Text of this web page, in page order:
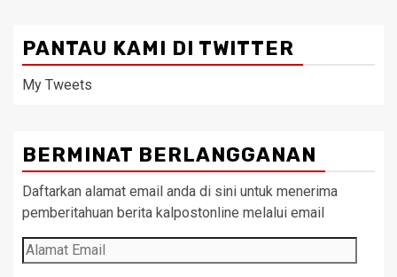
PANTAU KAMI DI TWITTER
My Tweets
BERMINAT BERLANGGANAN
Daftarkan alamat email anda di sini untuk menerima
pemberitahuan berita kalpostonline melalui email
Alamat
Email